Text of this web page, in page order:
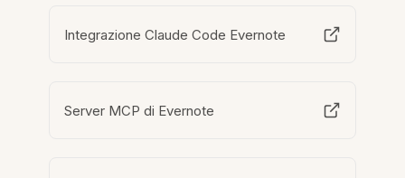
Integrazione Claude Code Evernote
Server MCP di Evernote